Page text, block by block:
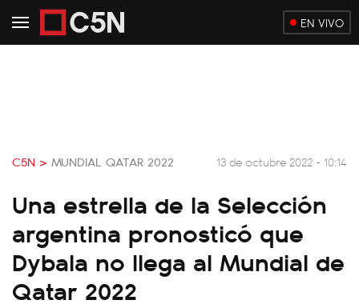
EN VIVO
C5N > MUNDIAL QATAR 2022 13 de octubre 2022 - 10:14
Una estrella de la Selección
argentina pronosticó que
Dybala no llega al Mundial de
Qatar 2022